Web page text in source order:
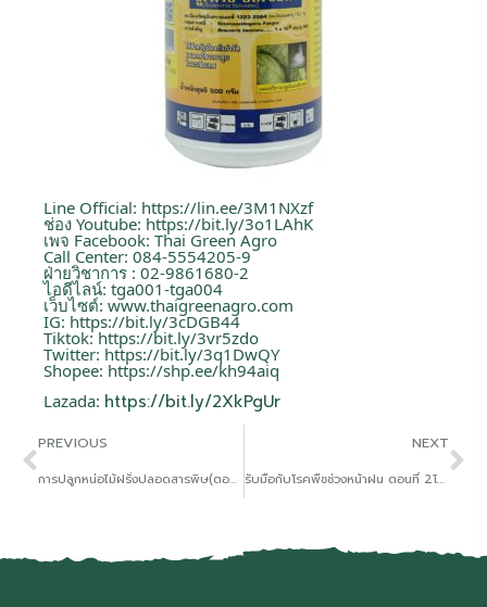
Line Official: https://lin.ee/3M1NXzf
ช่อง Youtube: https://bit.ly/3o1LAhK
เพจ Facebook: Thai Green Agro
Call Center: 084-5554205-9
ฝ่ายวิชาการ : 02-9861680-2
ไอดีไลน์: tga001-tga004
เว็บไซต์: www.thaigreenagro.com
IG: https://bit.ly/3cDGB44
Tiktok: https://bit.ly/3vr5zdo
Twitter: https://bit.ly/3q1DwQY
Shopee: https://shp.ee/kh94aiq
Lazada: https://bit.ly/2XkPgUr
PREVIOUS
การปลูกหน่อไม้ฝรั่งปลอดสารพิษ(ตอนที่ 1 ระยะปลูก)
NEXT
รับมือกับโรคพืชช่วงหน้าฝน ตอนที่ 2โรคเน่าคอดิน